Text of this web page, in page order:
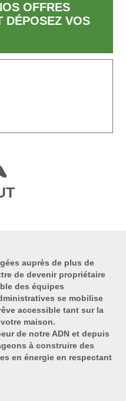
OFFRES
DÉPOSEZ VOS
auprès de plus de
de devenir propriétaire
des équipes
se mobilise
accessible tant sur la
maison.
de notre ADN et depuis
à construire des
en énergie en respectant